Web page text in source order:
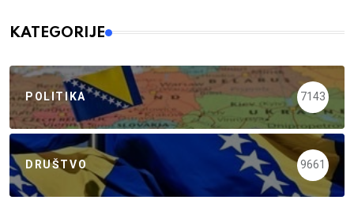
KATEGORIJE
POLITIKA 7143
DRUŠTVO 9661